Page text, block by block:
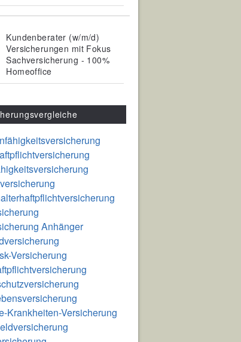
Kundenberater (w/m/d)
Versicherungen mit Fokus
Sachversicherung - 100%
Homeoffice
Anhänger
Versicherung
Krankheiten-Versicherung